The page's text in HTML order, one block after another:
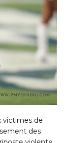
victimes de
des